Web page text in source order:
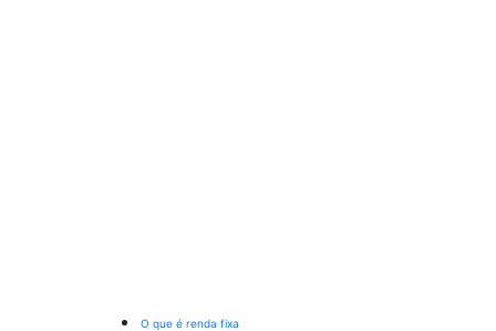
O que é renda fixa